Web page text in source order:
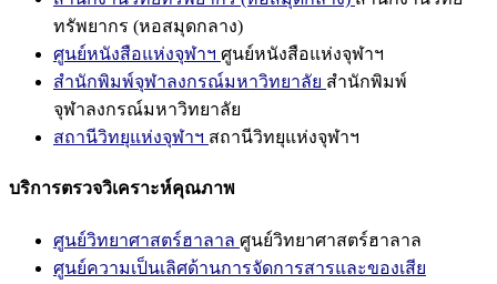
ทรัพยากร (หอสมุดกลาง)
ศูนย์หนังสือแห่งจุฬาฯ ศูนย์หนังสือแห่งจุฬาฯ
สำนักพิมพ์จุฬาลงกรณ์มหาวิทยาลัย สำนักพิมพ์
จุฬาลงกรณ์มหาวิทยาลัย
สถานีวิทยุแห่งจุฬาฯ สถานีวิทยุแห่งจุฬาฯ
บริการตรวจวิเคราะห์คุณภาพ
ศูนย์วิทยาศาสตร์ฮาลาล ศูนย์วิทยาศาสตร์ฮาลาล
ศูนย์ความเป็นเลิศด้านการจัดการสารและของเสีย